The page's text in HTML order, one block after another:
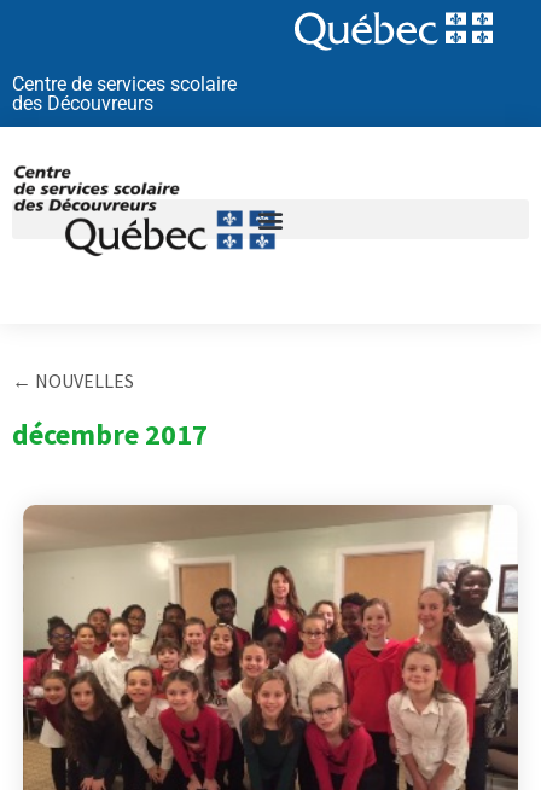
Centre de services scolaire
des Découvreurs
← NOUVELLES
décembre 2017
Page Page Page Page